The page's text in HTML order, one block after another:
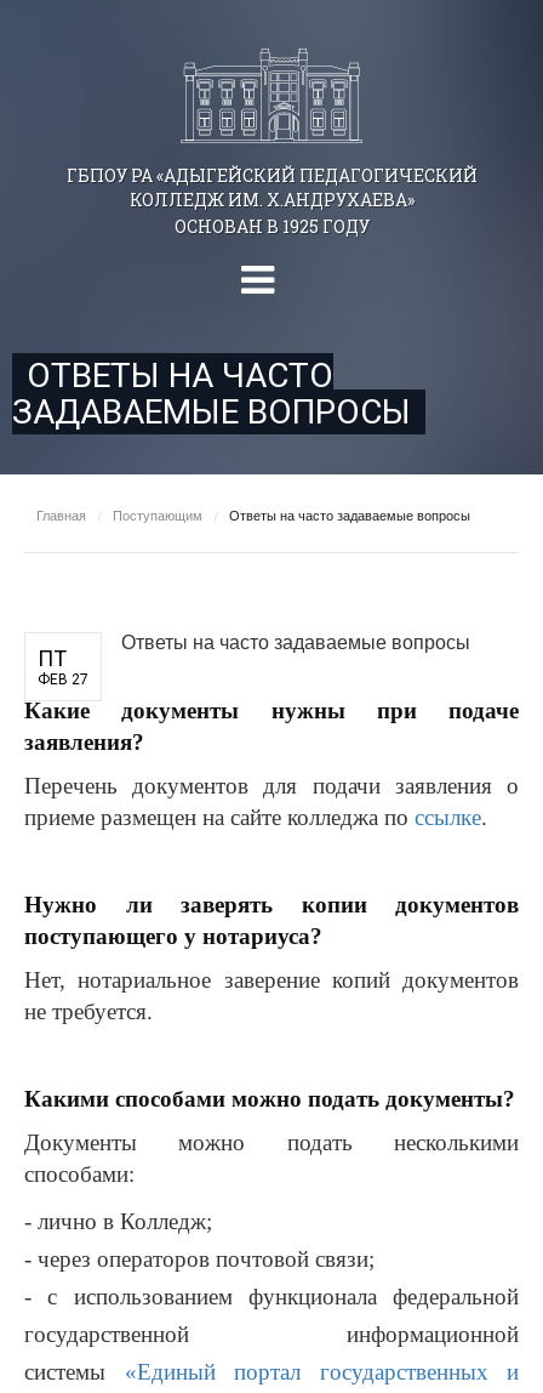
ГБПОУ РА «АДЫГЕЙСКИЙ ПЕДАГОГИЧЕСКИЙ
КОЛЛЕДЖ ИМ. Х.АНДРУХАЕВА»
ОСНОВАН В 1925 ГОДУ
ОТВЕТЫ НА ЧАСТО
ЗАДАВАЕМЫЕ ВОПРОСЫ
Главная / Поступающим / Ответы на часто задаваемые вопросы
ПТ
ФЕВ 27
Ответы на часто задаваемые вопросы
Какие документы нужны при подаче
заявления?
Перечень документов для подачи заявления о
приеме размещен на сайте колледжа по ссылке.
Нужно ли заверять копии документов
поступающего у нотариуса?
Нет, нотариальное заверение копий документов
не требуется.
Какими способами можно подать документы?
Документы можно подать несколькими
способами:
- лично в Колледж;
- через операторов почтовой связи;
- с использованием функционала федеральной
государственной информационной
системы «Единый портал государственных и